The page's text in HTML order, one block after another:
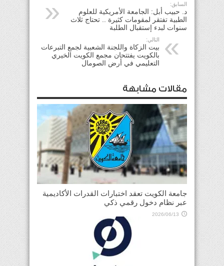
السابق:
د. حبيب أبل: الجامعة الأمريكية للعلوم
الطبية تفتقر لمقومات كثيرة .. تحتاج ثلاث
سنوات لبدء إستقبال الطلبة
التالي:
بيت الزكاة واللجنة الشعبية لجمع التبرعات
بالكويت يفتتحان مجمع الكويت الخيري
التعليمي في أرض الصومال
مقالات مشابهة
جامعة الكويت تعقد اختبارات القدرات الأكاديمية
عبر نظام دخول رقمي ذكي
2026/06/13